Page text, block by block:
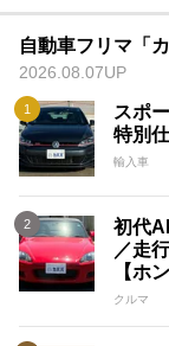
自動車フリマ「
2026.08.07UP
スポ
特別
輸入車
初代
／走
【ホ
クルマ